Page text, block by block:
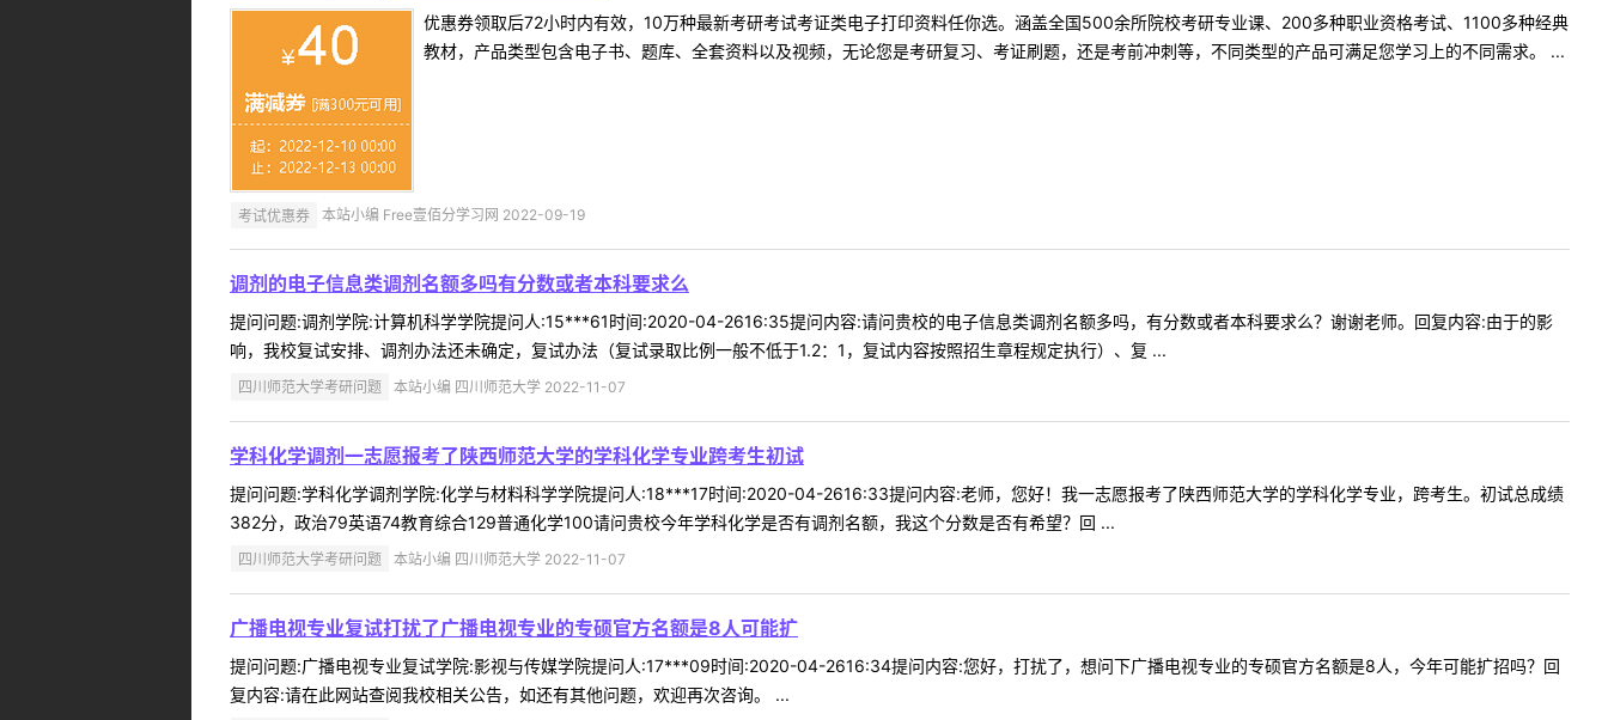
优惠券领取后72小时内有效，10万种最新考研考试考证类电子打印资料任你选。涵盖全国500余所院校考研专业课、200多种职业资格考试、1100多种经典
教材，产品类型包含电子书、题库、全套资料以及视频，无论您是考研复习、考证刷题，还是考前冲刺等，不同类型的产品可满足您学习上的不同需求。 ...
考试优惠券 本站小编 Free壹佰分学习网 2022-09-19
调剂的电子信息类调剂名额多吗有分数或者本科要求么
提问问题:调剂学院:计算机科学学院提问人:15***61时间:2020-04-2616:35提问内容:请问贵校的电子信息类调剂名额多吗，有分数或者本科要求么？谢谢老师。回复内容:由于的影
响，我校复试安排、调剂办法还未确定，复试办法（复试录取比例一般不低于1.2：1，复试内容按照招生章程规定执行）、复 ...
四川师范大学考研问题 本站小编 四川师范大学 2022-11-07
学科化学调剂一志愿报考了陕西师范大学的学科化学专业跨考生初试
提问问题:学科化学调剂学院:化学与材料科学学院提问人:18***17时间:2020-04-2616:33提问内容:老师，您好！我一志愿报考了陕西师范大学的学科化学专业，跨考生。初试总成绩
382分，政治79英语74教育综合129普通化学100请问贵校今年学科化学是否有调剂名额，我这个分数是否有希望？回 ...
四川师范大学考研问题 本站小编 四川师范大学 2022-11-07
广播电视专业复试打扰了广播电视专业的专硕官方名额是8人可能扩
提问问题:广播电视专业复试学院:影视与传媒学院提问人:17***09时间:2020-04-2616:34提问内容:您好，打扰了，想问下广播电视专业的专硕官方名额是8人，今年可能扩招吗？回
复内容:请在此网站查阅我校相关公告，如还有其他问题，欢迎再次咨询。 ...